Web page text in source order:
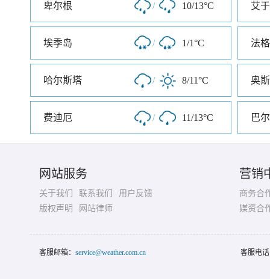
卑尔根 / 10/13°C 艾
埃季岛 / 1/1°C 法
哈尔斯塔 / 8/11°C 奥
费迪厄 / 11/13°C 巴
网站服务
关于我们 联系我们
用户反馈
版权声明
网站律师
营销
商务合
媒资合
客服邮箱： service@weather.com.cn 客服电